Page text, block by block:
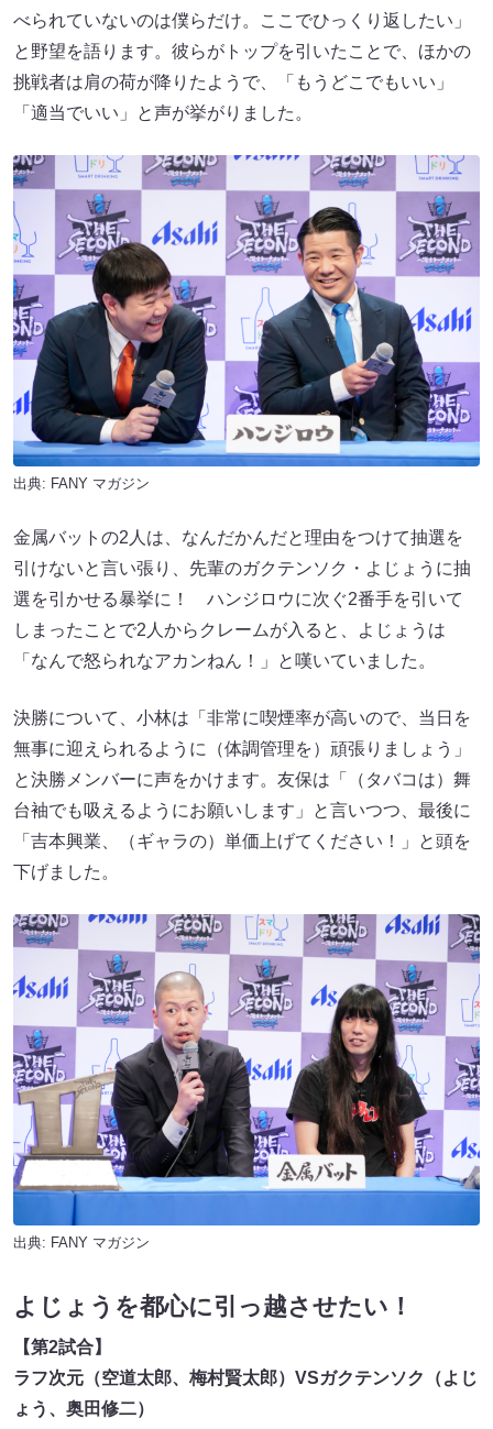
べられていないのは僕らだけ。ここでひっくり返したい」
と野望を語ります。彼らがトップを引いたことで、ほかの
挑戦者は肩の荷が降りたようで、「もうどこでもいい」
「適当でいい」と声が挙がりました。
出典: FANY マガジン
金属バットの2人は、なんだかんだと理由をつけて抽選を
引けないと言い張り、先輩のガクテンソク・よじょうに抽
選を引かせる暴挙に！ ハンジロウに次ぐ2番手を引いて
しまったことで2人からクレームが入ると、よじょうは
「なんで怒られなアカンねん！」と嘆いていました。
決勝について、小林は「非常に喫煙率が高いので、当日を
無事に迎えられるように（体調管理を）頑張りましょう」
と決勝メンバーに声をかけます。友保は「（タバコは）舞
台袖でも吸えるようにお願いします」と言いつつ、最後に
「吉本興業、（ギャラの）単価上げてください！」と頭を
下げました。
出典: FANY マガジン
よじょうを都心に引っ越させたい！
【第2試合】
ラフ次元（空道太郎、梅村賢太郎） VSガクテンソク（よじ
ょう、奥田修二）